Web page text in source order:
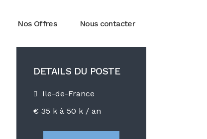
Nos Offres Nous contacter
marchés à bons de
DETAILS DU POSTE
Ile-de-France
€ 35 k à 50 k / an